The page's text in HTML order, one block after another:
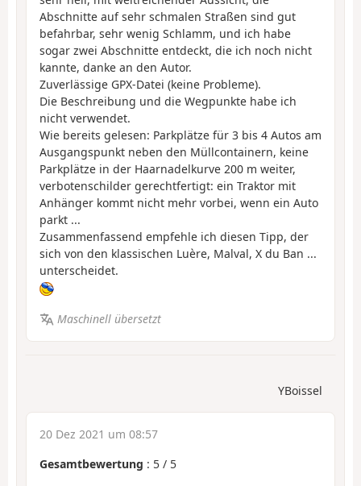
Abschnitte auf sehr schmalen Straßen sind gut
befahrbar, sehr wenig Schlamm, und ich habe
sogar zwei Abschnitte entdeckt, die ich noch nicht
kannte, danke an den Autor.
Zuverlässige GPX-Datei (keine Probleme).
Die Beschreibung und die Wegpunkte habe ich
nicht verwendet.
Wie bereits gelesen: Parkplätze für 3 bis 4 Autos am
Ausgangspunkt neben den Müllcontainern, keine
Parkplätze in der Haarnadelkurve 200 m weiter,
verbotenschilder gerechtfertigt: ein Traktor mit
Anhänger kommt nicht mehr vorbei, wenn ein Auto
parkt ...
Zusammenfassend empfehle ich diesen Tipp, der
sich von den klassischen Luère, Malval, X du Ban ...
unterscheidet.
Maschinell übersetzt
YBoissel
20 Dez 2021 um 08:57
Gesamtbewertung : 5 / 5